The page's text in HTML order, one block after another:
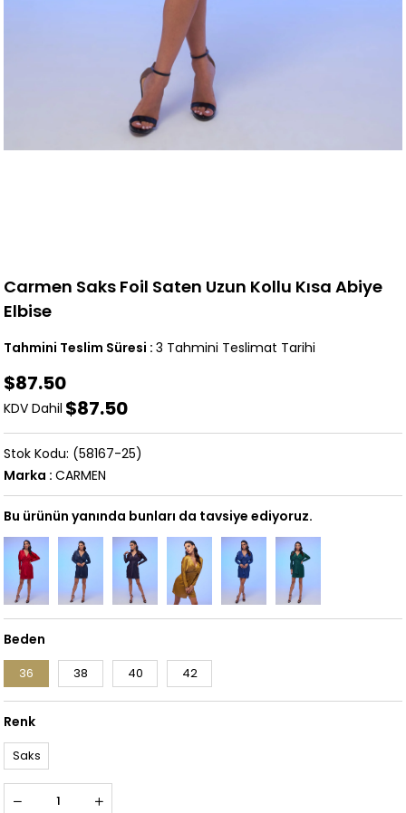
Carmen Saks Foil Saten Uzun Kollu Kısa Abiye
Elbise
Tahmini Teslim Süresi : 3 Tahmini Teslimat Tarihi
$87.50
KDV Dahil $87.50
(58167-25)
Marka : CARMEN
Bu ürünün yanında bunları da tavsiye ediyoruz.
Beden
36 38 40 42
Renk
Saks